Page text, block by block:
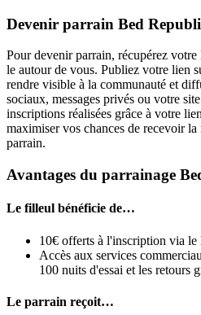
Devenir parrain Bed
Pour devenir parrain, récupérez
le autour de vous. Publiez votre lien
rendre visible à la communauté et
sociaux, messages privés ou votre
inscriptions réalisées grâce à votre
maximiser vos chances de recevoir la
parrain.
Avantages du parrainage
Le filleul bénéficie de…
10€ offerts à l'inscription via le
Accès aux services
100 nuits d'essai et les retours
Le parrain reçoit…